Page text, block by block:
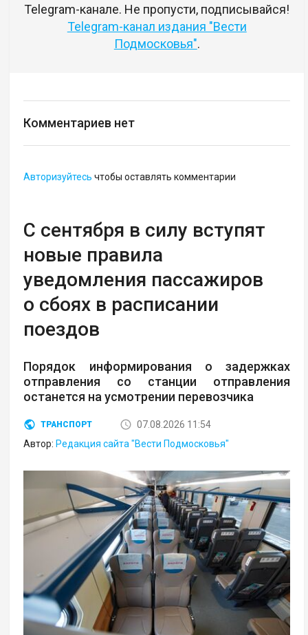
Telegram-канале. Не пропусти, подписывайся!
Telegram-канал издания "Вести
Подмосковья".
Комментариев нет
Авторизуйтесь чтобы оставлять комментарии
С сентября в силу вступят
новые правила
уведомления пассажиров
о сбоях в расписании
поездов
Порядок информирования о задержках
отправления со станции отправления
останется на усмотрении перевозчика
ТРАНСПОРТ
07.08.2026 11:54
Автор: Редакция сайта "Вести Подмосковья"